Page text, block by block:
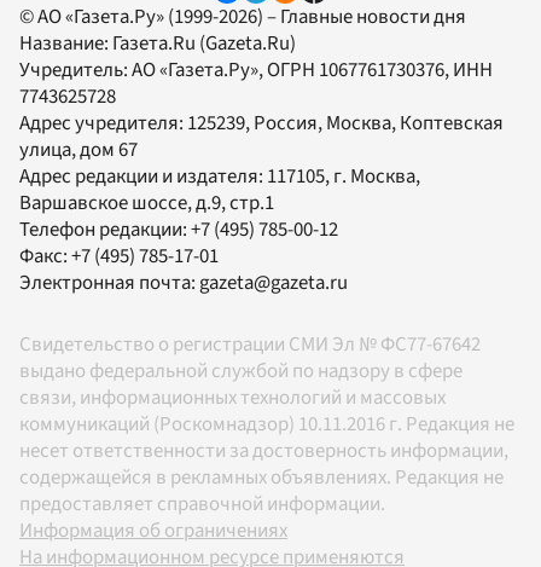
© АО «Газета.Ру» (1999-2026) – Главные новости дня
Название: Газета.Ru (Gazeta.Ru)
Учредитель:АО «Газета.Ру», ОГРН 1067761730376, ИНН
7743625728
Адрес учредителя: 125239, Россия, Москва, Коптевская
улица, дом 67
Адрес редакции и издателя: 117105, г. Москва,
Варшавское шоссе, д.9, стр.1
Телефон редакции:+7 (495) 785-00-12
Факс:+7 (495) 785-17-01
Электронная почта: gazeta@gazeta.ru
Свидетельство о регистрации СМИ Эл № ФС77-67642
выдано федеральной службой по надзору в сфере
связи, информационных технологий и массовых
коммуникаций (Роскомнадзор) 10.11.2016 г. Редакция не
несет ответственности за достоверность информации,
содержащейся в рекламных объявлениях. Редакция не
предоставляет справочной информации.
Информация об ограничениях
На информационном ресурсе применяются